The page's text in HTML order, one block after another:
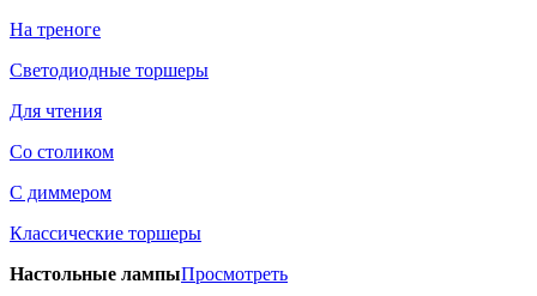
На треноге
Светодиодные торшеры
Для чтения
Со столиком
С диммером
Классические торшеры
Настольные лампыПросмотреть